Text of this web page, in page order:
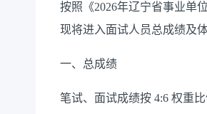
按照《2026年辽宁省事业单
现将进入面试人员总成绩及
一、总成绩
笔试、面试成绩按 4:6 权重